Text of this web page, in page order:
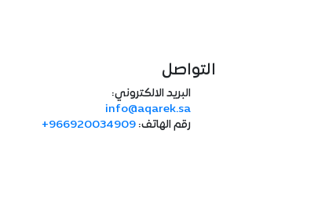
التواصل
البريد الالكتروني:
info@aqarek.sa
رقم الهاتف: +966920034909